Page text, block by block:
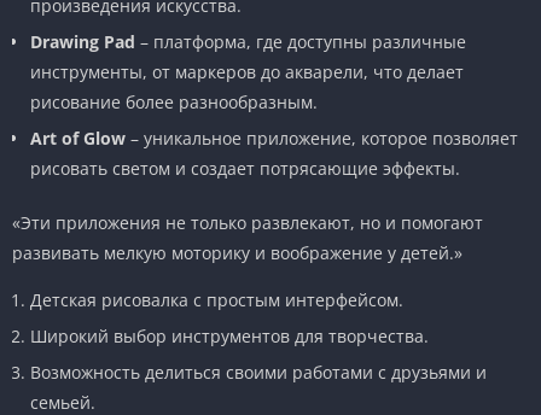
произведения искусства.
Drawing Pad – платформа, где доступны различные
инструменты, от маркеров до акварели, что делает
рисование более разнообразным.
Art of Glow – уникальное приложение, которое позволяет
рисовать светом и создает потрясающие эффекты.
«Эти приложения не только развлекают, но и помогают
развивать мелкую моторику и воображение у детей.»
Детская рисовалка с простым интерфейсом.
Широкий выбор инструментов для творчества.
Возможность делиться своими работами с друзьями и
семьей.